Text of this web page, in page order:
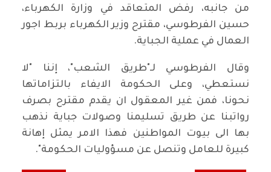
من جانبه، رفض المتعاقد في وزارة الكهرباء،
حسين الفرطوسي، مقترح وزير الكهرباء بربط اجور
العمال في عملية الجباية.
وقال الفرطوسي لـ"طريق الشعب"، إننا "لا
نستعطي، وعلى الحكومة الايفاء بالتزاماتها
نحونا، فمن غير المعقول ان يقدم مقترح بصرف
رواتبنا عن طريق تسليمنا وصولات جباية نذهب
بها الى بيوت المواطنين فهذا الامر يمثل إهانة
كبيرة للعامل وتنصل عن مسؤوليات الحكومة".